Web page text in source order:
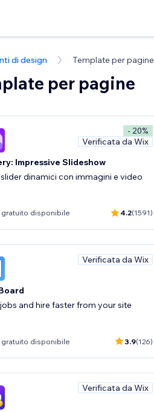
di design Template per pagine
per pagine
- 20%
Verificata da Wix
Impressive Slideshow
dinamici con immagini e video
gratuito disponibile 4.2(1591)
Verificata da Wix
and hire faster from your site
gratuito disponibile 3.9(126)
Verificata da Wix